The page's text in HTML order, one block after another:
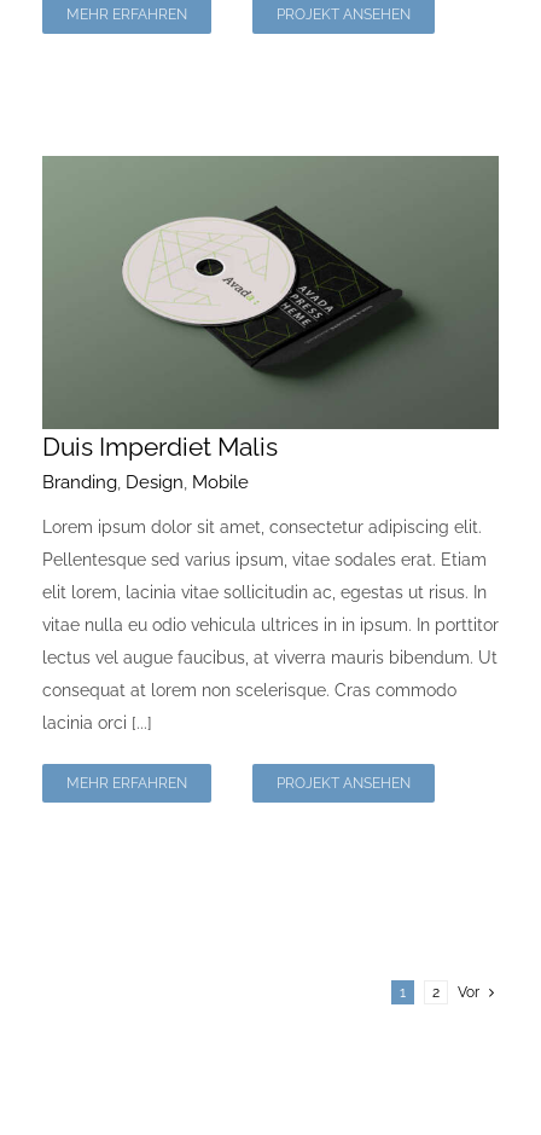
MEHR ERFAHREN PROJEKT ANSEHEN
Duis Imperdiet Malis
Branding, Design, Mobile
Lorem ipsum dolor sit amet, consectetur adipiscing elit.
Pellentesque sed varius ipsum, vitae sodales erat. Etiam
elit lorem, lacinia vitae sollicitudin ac, egestas ut risus. In
vitae nulla eu odio vehicula ultrices in in ipsum. In porttitor
lectus vel augue faucibus, at viverra mauris bibendum. Ut
consequat at lorem non scelerisque. Cras commodo
lacinia orci [...]
MEHR ERFAHREN PROJEKT ANSEHEN
1 2 Vor